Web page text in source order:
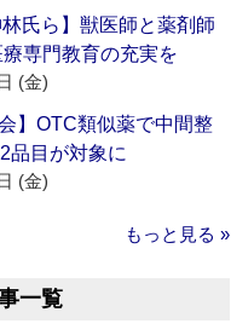
林氏ら】獣医師と薬剤師
療専門教育の充実を
(金)
】OTC類似薬で中間整
品目が対象に
(金)
もっと見る »
一覧